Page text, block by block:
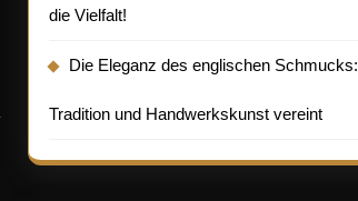
die Vielfalt!
Die Eleganz des englischen Schmucks:
Tradition und Handwerkskunst vereint